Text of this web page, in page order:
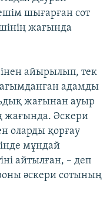
шығарған сот
жағында
айырылып, тек
адамды
жағынан ауыр
Әскери
оларды қорғау
мұндай
айтылған, – деп
әскери сотының